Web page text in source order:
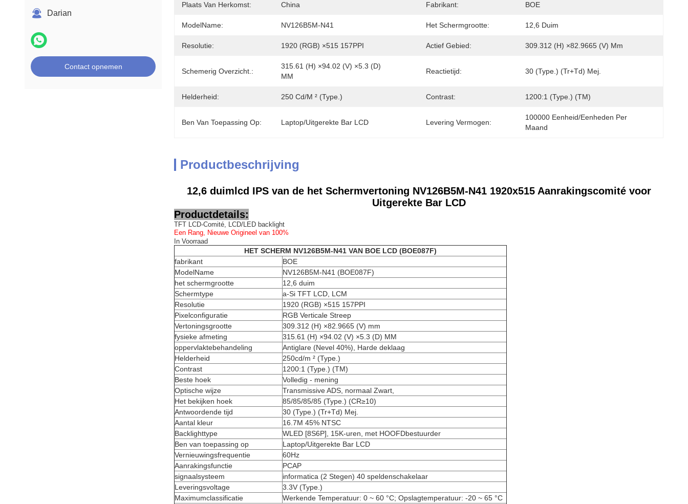
Darian
Contact opnemen
Plaats Van Herkomst: China Fabrikant: BOE
ModelName: NV126B5M-N41 Het Schermgrootte: 12,6 Duim
Resolutie: 1920 (RGB) ×515 157PPI Actief Gebied: 309.312 (H) ×82.9665 (V) Mm
Schemerig Overzicht.:
315.61 (H) ×94.02 (V) ×5.3 (D)
MM
Reactietijd: 30 (Type.) (Tr+Td) Mej.
Helderheid: 250 Cd/m ² (Type.) Contrast: 1200:1 (Type.) (TM)
Ben Van Toepassing Op: Laptop/Uitgerekte Bar LCD Levering Vermogen:
100000 Eenheid/Eenheden Per
Maand
Productbeschrijving
12,6 duimlcd IPS van de het Schermvertoning NV126B5M-N41 1920x515 Aanrakingscomité voor
Uitgerekte Bar LCD
Productdetails:
TFT LCD-Comité, LCD/LED backlight
Een Rang, Nieuwe Origineel van 100%
In Voorraad
HET SCHERM NV126B5M-N41 VAN BOE LCD (BOE087F)
fabrikant
BOE
ModelName
NV126B5M-N41 (BOE087F)
het schermgrootte
12,6 duim
Schermtype
a-Si TFT LCD, LCM
Resolutie
1920 (RGB) ×515 157PPI
Pixelconfiguratie
RGB Verticale Streep
Vertoningsgrootte
309.312 (H) ×82.9665 (V) mm
fysieke afmeting
315.61 (H) ×94.02 (V) ×5.3 (D) MM
oppervlaktebehandeling
Antiglare (Nevel 40%), Harde deklaag
Helderheid
250cd/m ² (Type.)
Contrast
1200:1 (Type.) (TM)
Beste hoek
Volledig - mening
Optische wijze
Transmissive ADS, normaal Zwart,
Het bekijken hoek
85/85/85/85 (Type.) (CR≥10)
Antwoordende tijd
30 (Type.) (Tr+Td) Mej.
Aantal kleur
16.7M 45% NTSC
Backlighttype
WLED [8S6P], 15K-uren, met HOOFDbestuurder
Ben van toepassing op
Laptop/Uitgerekte Bar LCD
Vernieuwingsfrequentie
60Hz
Aanrakingsfunctie
PCAP
signaalsysteem
informatica (2 Stegen) 40 speldenschakelaar
Leveringsvoltage
3.3V (Type.)
Maximumclassificatie
Werkende Temperatuur: 0 ~ 60 °C; Opslagtemperatuur: -20 ~ 65 °C